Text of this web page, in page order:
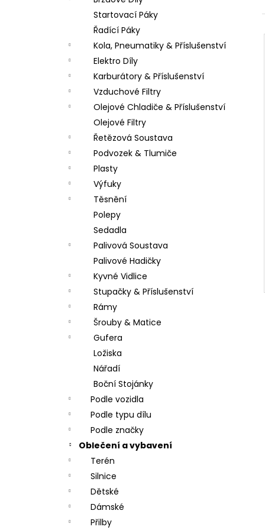
Startovací Páky
Řadící Páky
Kola, Pneumatiky & Příslušenství
Elektro Díly
Karburátory & Příslušenství
Vzduchové Filtry
Olejové Chladiče & Příslušenství
Olejové Filtry
Řetězová Soustava
Podvozek & Tlumiče
Plasty
Výfuky
Těsnění
Polepy
Sedadla
Palivová Soustava
Palivové Hadičky
Kyvné Vidlice
Stupačky & Příslušenství
Rámy
Šrouby & Matice
Gufera
Ložiska
Nářadí
Boční Stojánky
Podle vozidla
Podle typu dílu
Podle značky
Oblečení a vybavení
Terén
Silnice
Dětské
Dámské
Přilby
PITBIKE SPOJKOVÉ LANKO 94CM, VÝSUV
6CM STOMP, DEMONX ,WPB
180 Kč